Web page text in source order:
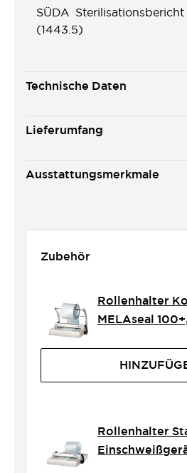
SÜDA
(1443.5)
Technische Daten
Lieferumfang
Ausstattungsmerkmale
Zubehör
Rollenhalter
MELAseal
Rollenhalter